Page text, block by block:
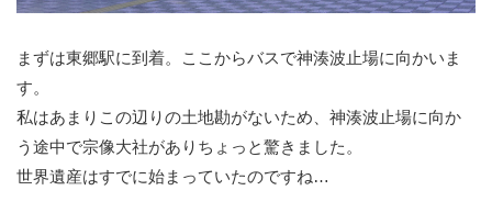
まずは東郷駅に到着。ここからバスで神湊波止場に向かいま
す。
私はあまりこの辺りの土地勘がないため、神湊波止場に向か
う途中で宗像大社がありちょっと驚きました。
世界遺産はすでに始まっていたのですね…